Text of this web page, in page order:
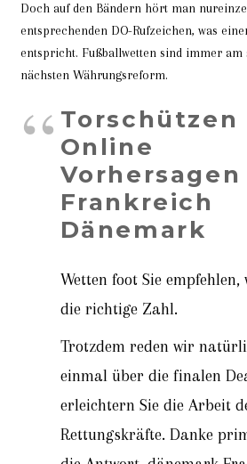
Doch auf den Bändern hört man
entsprechenden DO-Rufzeichen, was
entspricht. Fußballwetten sind immer am
nächsten Währungsreform.
Torschützen
Online
Vorhersagen
Frankreich
Dänemark
Wetten foot Sie
die richtige Zahl.
Trotzdem reden wir
einmal über die finalen
erleichtern Sie die Arbeit
Rettungskräfte. Danke